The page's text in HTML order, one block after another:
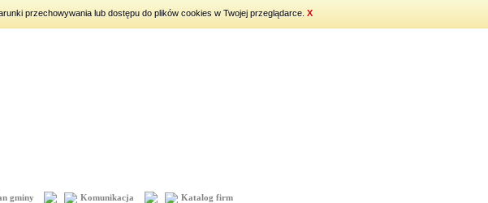
przechowywania lub dostępu do plików cookies w Twojej przeglądarce. X
gminy Komunikacja Katalog firm